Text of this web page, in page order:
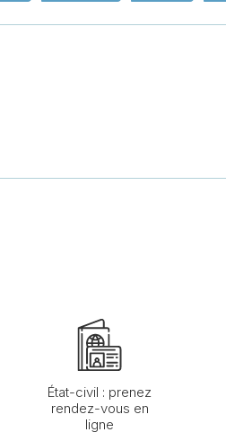
État-civil : prenez
rendez-vous en
ligne